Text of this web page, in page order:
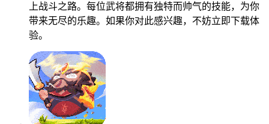
上战斗之路。每位武将都拥有独特而帅气的技能，为你
带来无尽的乐趣。如果你对此感兴趣，不妨立即下载体
验。